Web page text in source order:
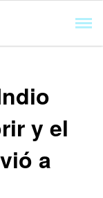
y el
a